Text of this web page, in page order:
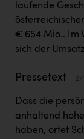
Karin Liedl
KEBA
KLIPP Frisör
Kleider Bauer
Kremsmüller
laufende
€ 654 Mio.. Im
sich der
Pressetext
Dass die
anhaltend
haben, ortet